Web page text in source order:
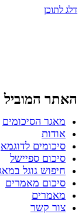
דלג לתוכן
האתר
מאגר הסיכומים
אודות
סיכומים לדוגמא
סיכום ספיישל
חיפוש גוגל
סיכום מאמרים
מאמרים
צור קשר